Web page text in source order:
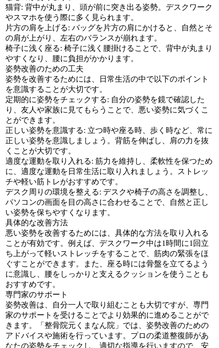
猫背: 背中が丸まり、頭が前に突き出る姿勢。デスクワーク
やスマホを使う際に多く見られます。
片方の肩を上げる: バッグを片方の肩にかけると、自然とそ
の肩が上がり、左右のバランスが崩れます。
椅子に浅く座る: 椅子に浅く腰掛けることで、背中が丸まり
やすくなり、腰に負担がかかります。
姿勢改善のための工夫
姿勢を改善するためには、日常生活の中で以下のポイント
を意識することが大切です。
定期的に姿勢をチェックする: 自分の姿勢を鏡で確認した
り、友人や家族に見てもらうことで、悪い姿勢に気づくこ
とができます。
正しい姿勢を意識する: 立つ時や座る時、歩く時など、常に
正しい姿勢を意識しましょう。背筋を伸ばし、肩の力を抜
くことが大切です。
適度な運動を取り入れる: 筋力を維持し、柔軟性を保つため
に、適度な運動を日常生活に取り入れましょう。ストレッ
チや軽い筋トレがおすすめです。
デスク周りの環境を整える: デスクや椅子の高さを調整し、
パソコンの画面を目の高さに合わせることで、自然と正し
い姿勢を保ちやすくなります。
具体的な改善方法
悪い姿勢を改善するためには、具体的な方法を取り入れる
ことが有効です。例えば、デスクワーク中は1時間に1回立
ち上がって軽いストレッチをすることで、筋肉の緊張をほ
ぐすことができます。また、座る時には骨盤を立てるよう
に意識し、腰をしっかりと支えるクッションを使うことも
おすすめです。
専門家のサポート
姿勢改善は、自分一人で取り組むことも大切ですが、専門
家のサポートを受けることでより効果的に進めることがで
きます。「整骨院元くまなん院」では、姿勢改善のための
アドバイスや施術を行っています。プロの柔道整復師があ
なたの姿勢をチェックし、適切な指導を行いますので、安